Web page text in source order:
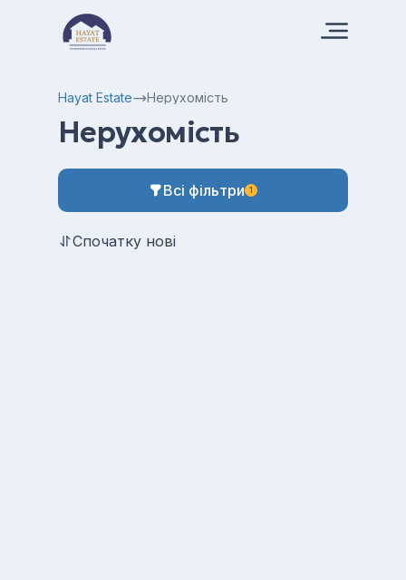
Hayat Estate Нерухомість
Нерухомість
Всі фільтри 1
Спочатку нові